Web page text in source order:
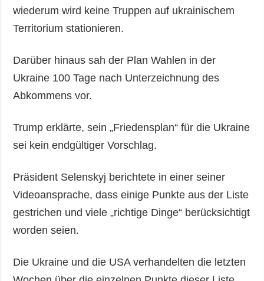
wiederum wird keine Truppen auf ukrainischem
Territorium stationieren.
Darüber hinaus sah der Plan Wahlen in der
Ukraine 100 Tage nach Unterzeichnung des
Abkommens vor.
Trump erklärte, sein „Friedensplan“ für die Ukraine
sei kein endgültiger Vorschlag.
Präsident Selenskyj berichtete in einer seiner
Videoansprache, dass einige Punkte aus der Liste
gestrichen und viele „richtige Dinge“ berücksichtigt
worden seien.
Die Ukraine und die USA verhandelten die letzten